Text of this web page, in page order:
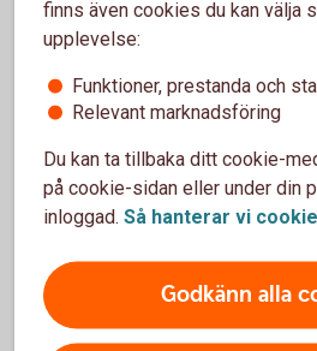
Hantera er
enkelt,snabbt
sätt med
finns även cookies du kan välja
upplevelse:
Funktioner, prestanda och
Relevant marknadsföring
Du kan ta tillbaka ditt cookie-
på cookie-sidan eller under din
inloggad. Så hanterar vi
Godkänn alla